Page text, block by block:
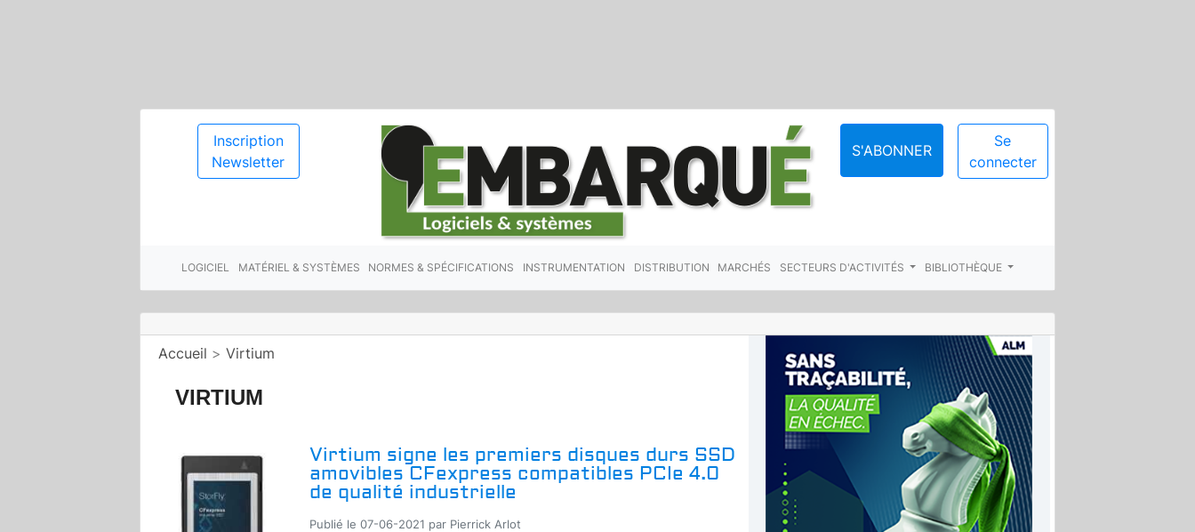
Inscription
Newsletter
S'ABONNER
Se
connecter
LOGICIEL MATÉRIEL & SYSTÈMES NORMES & SPÉCIFICATIONS INSTRUMENTATION DISTRIBUTION MARCHÉS SECTEURS D'ACTIVITÉS BIBLIOTHÈQUE
Accueil > Virtium
VIRTIUM
Virtium signe les premiers disques durs SSD
amovibles CFexpress compatibles PCIe 4.0
de qualité industrielle
Publié le 07-06-2021 par Pierrick Arlot